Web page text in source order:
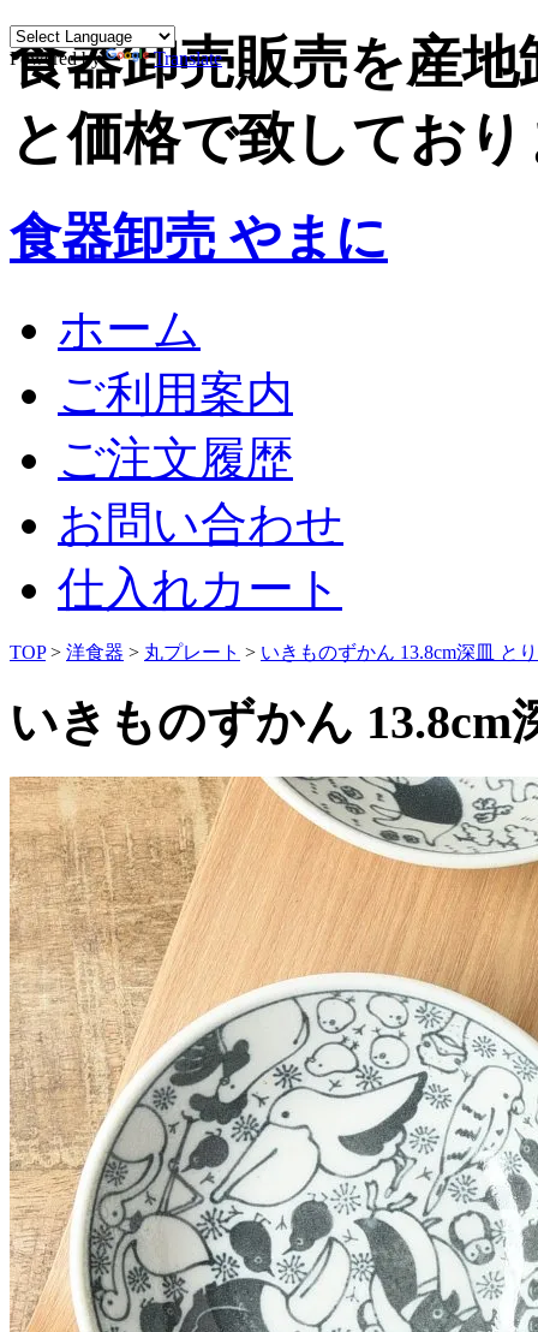
Powered by Translate
食器卸売販売を産
と価格で致してお
食器卸売 やまに
ホーム
ご利用案内
ご注文履歴
お問い合わせ
仕入れカート
TOP> 洋食器 > 丸プレート > いきものずかん 13.8cm深皿 と
いきものずかん